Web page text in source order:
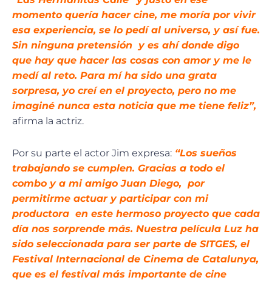
momento quería hacer cine, me moría por vivir
esa experiencia, se lo pedí al universo, y así fue.
Sin ninguna pretensión y es ahí donde digo
que hay que hacer las cosas con amor y me le
medí al reto. Para mí ha sido una grata
sorpresa, yo creí en el proyecto, pero no me
imaginé nunca esta noticia que me tiene feliz”,
afirma la actriz.
Por su parte el actor Jim expresa: “Los sueños
trabajando se cumplen. Gracias a todo el
combo y a mi amigoJuan Diego, por
permitirme actuar y participar con mi
productora en este hermoso proyecto que cada
día nos sorprende más. Nuestra película Luz ha
sido seleccionada para ser parte de SITGES, el
Festival Internacional de Cinema de Catalunya,
que es el festival más importante de cine